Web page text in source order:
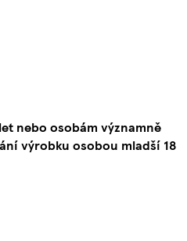
nebo osobám významně
výrobku osobou mladší 18